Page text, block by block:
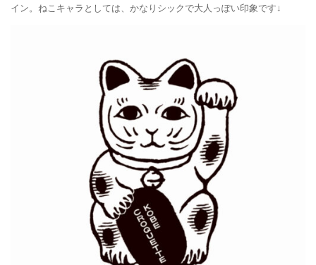
イン。ねこキャラとしては、かなりシックで大人っぽい印象です↓